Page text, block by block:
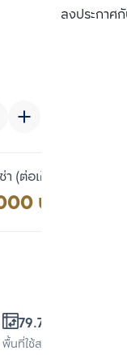
ลงประกาศกั
า (ต่อเดือน)
บาท
79.79 ตร.ม.
พื้นที่ใช้สอย